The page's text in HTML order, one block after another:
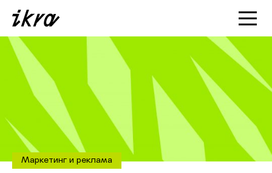
Познакомиться с ИКРОЙ
Статьи
Маркетинг и реклама